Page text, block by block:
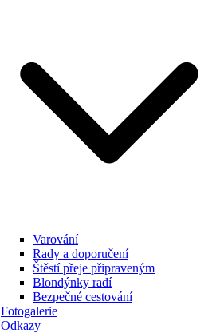
Varování
Rady a doporučení
Štěstí přeje připraveným
Blondýnky radí
Bezpečné cestování
Fotogalerie
Odkazy